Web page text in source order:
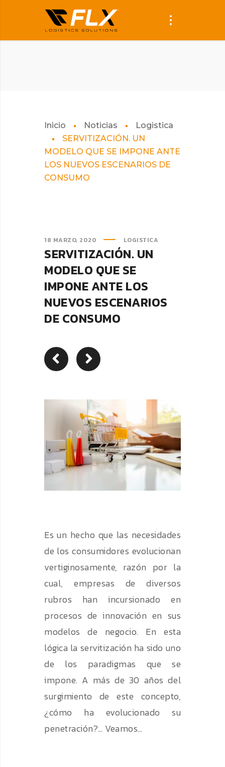
Inicio Noticias
Logistica
SERVITIZACIÓN. UN
MODELO QUE SE IMPONE ANTE
LOS NUEVOS ESCENARIOS DE
CONSUMO
18 MARZO, 2020 LOGISTICA
SERVITIZACIÓN. UN
MODELO QUE SE
IMPONE ANTE LOS
NUEVOS ESCENARIOS
DE CONSUMO
Es un hecho que las necesidades
de los consumidores evolucionan
vertiginosamente, razón por la
cual, empresas de diversos
rubros han incursionado en
procesos de innovación en sus
modelos de negocio. En esta
lógica la servitización ha sido uno
de los paradigmas que se
impone. A más de 30 años del
surgimiento de este concepto,
¿cómo ha evolucionado su
penetración?… Veamos…